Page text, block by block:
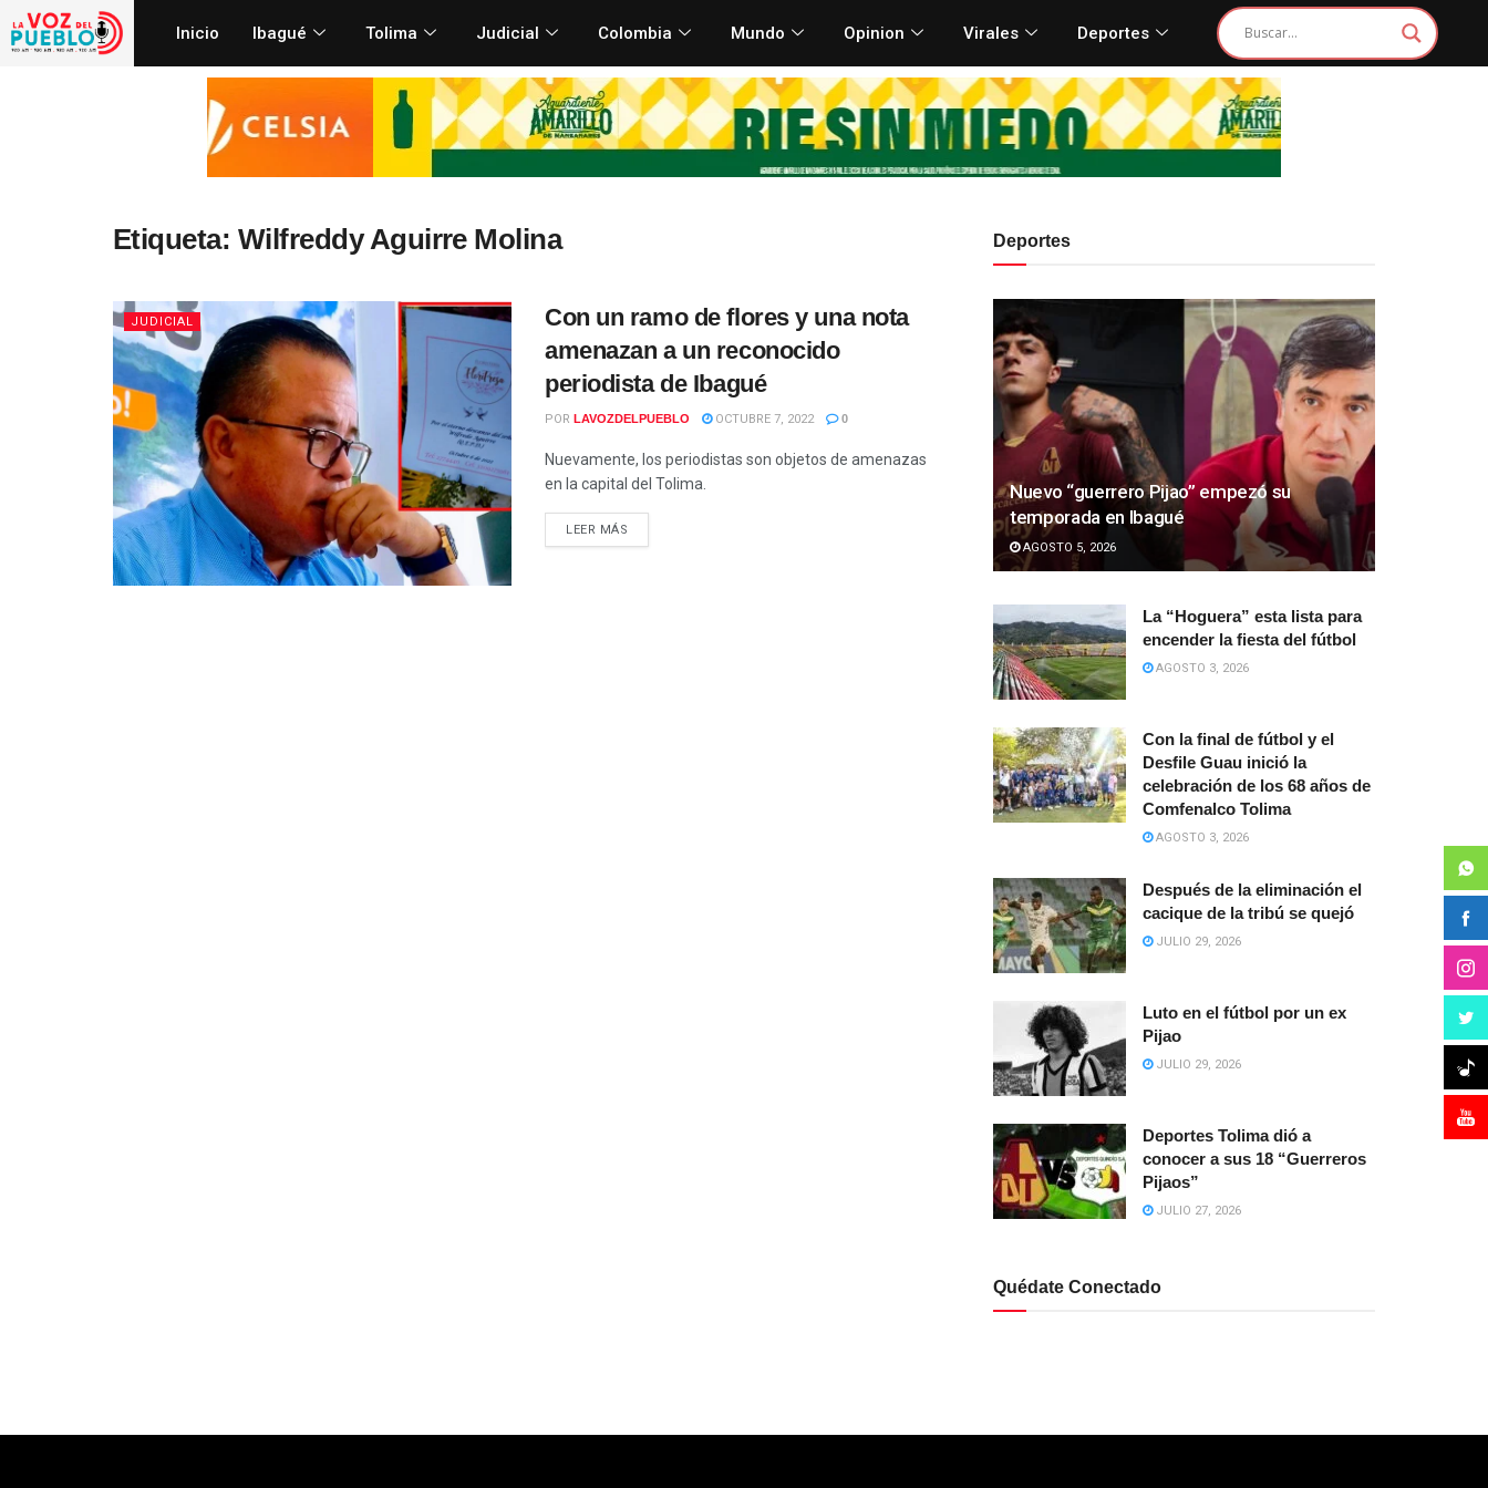
Inicio Ibagué Tolima Judicial Colombia Mundo Opinion Virales Deportes
Etiqueta: Wilfreddy Aguirre Molina
JUDICIAL
Con un ramo de flores y una nota
amenazan a un reconocido
periodista de Ibagué
POR LAVOZDELPUEBLO OCTUBRE 7, 2022 0
Nuevamente, los periodistas son objetos de amenazas
en la capital del Tolima.
LEER MÁS
Deportes
Nuevo “guerrero Pijao” empezó su
temporada en Ibagué
AGOSTO 5, 2026
La “Hoguera” esta lista para
encender la fiesta del fútbol
AGOSTO 3, 2026
Con la final de fútbol y el
Desfile Guau inició la
celebración de los 68 años de
Comfenalco Tolima
AGOSTO 3, 2026
Después de la eliminación el
cacique de la tribú se quejó
JULIO 29, 2026
Luto en el fútbol por un ex
Pijao
JULIO 29, 2026
Deportes Tolima dió a
conocer a sus 18 “Guerreros
Pijaos”
JULIO 27, 2026
Quédate Conectado